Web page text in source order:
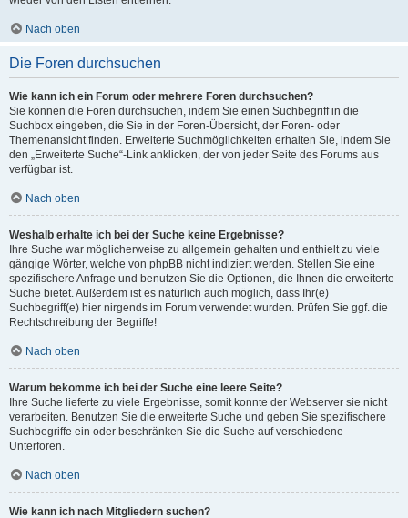
Nach oben
Die Foren durchsuchen
Wie kann ich ein Forum oder mehrere Foren durchsuchen?
Sie können die Foren durchsuchen, indem Sie einen Suchbegriff in die
Suchbox eingeben, die Sie in der Foren-Übersicht, der Foren- oder
Themenansicht finden. Erweiterte Suchmöglichkeiten erhalten Sie, indem Sie
den „Erweiterte Suche“-Link anklicken, der von jeder Seite des Forums aus
verfügbar ist.
Nach oben
Weshalb erhalte ich bei der Suche keine Ergebnisse?
Ihre Suche war möglicherweise zu allgemein gehalten und enthielt zu viele
gängige Wörter, welche von phpBB nicht indiziert werden. Stellen Sie eine
spezifischere Anfrage und benutzen Sie die Optionen, die Ihnen die erweiterte
Suche bietet. Außerdem ist es natürlich auch möglich, dass Ihr(e)
Suchbegriff(e) hier nirgends im Forum verwendet wurden. Prüfen Sie ggf. die
Rechtschreibung der Begriffe!
Nach oben
Warum bekomme ich bei der Suche eine leere Seite?
Ihre Suche lieferte zu viele Ergebnisse, somit konnte der Webserver sie nicht
verarbeiten. Benutzen Sie die erweiterte Suche und geben Sie spezifischere
Suchbegriffe ein oder beschränken Sie die Suche auf verschiedene
Unterforen.
Nach oben
Wie kann ich nach Mitgliedern suchen?